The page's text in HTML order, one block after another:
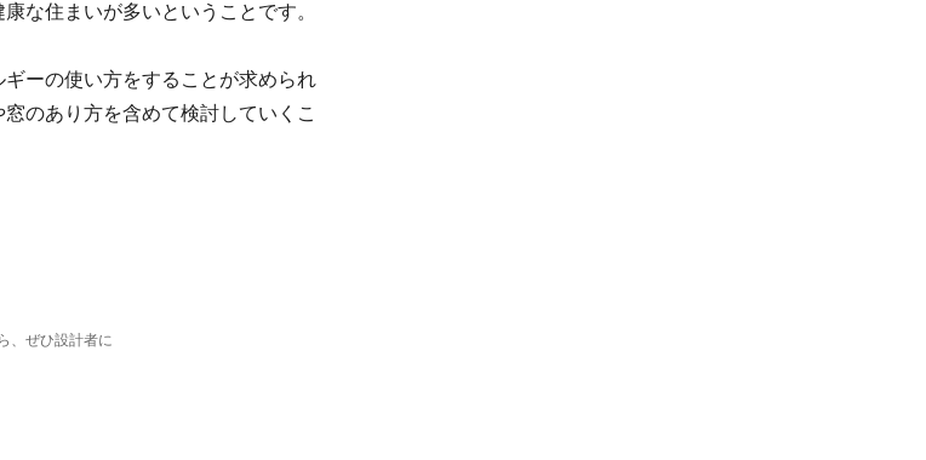
な住まいが多いということです。
ーの使い方をすることが求められ
のあり方を含めて検討していくこ
、ぜひ設計者に